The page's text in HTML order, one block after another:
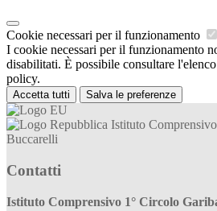
Cookie necessari per il funzionamento
I cookie necessari per il funzionamento
disabilitati. È possibile consultare
policy.
Accetta tutti Salva le preferenze
Istituto
Buccarelli
Contatti
Istituto Comprensivo 1° Circolo